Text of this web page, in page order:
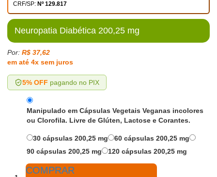
CRF/SP: Nº 129.817
Neuropatia Diabética 200,25 mg
Por: R$ 37,62
em até 4x sem juros
5% OFF pagando no PIX
Manipulado em Cápsulas Vegetais Veganas incolores
ou Clorofila. Livre de Glúten, Lactose e Corantes.
30 cápsulas 200,25 mg
60 cápsulas 200,25 mg
90 cápsulas 200,25 mg
120 cápsulas 200,25 mg
COMPRAR